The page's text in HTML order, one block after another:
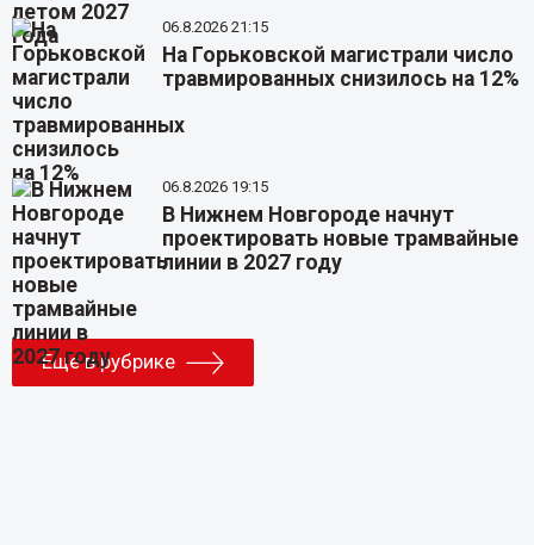
06.8.2026 21:15
На Горьковской магистрали число
травмированных снизилось на 12%
06.8.2026 19:15
В Нижнем Новгороде начнут
проектировать новые трамвайные
линии в 2027 году
Еще в рубрике